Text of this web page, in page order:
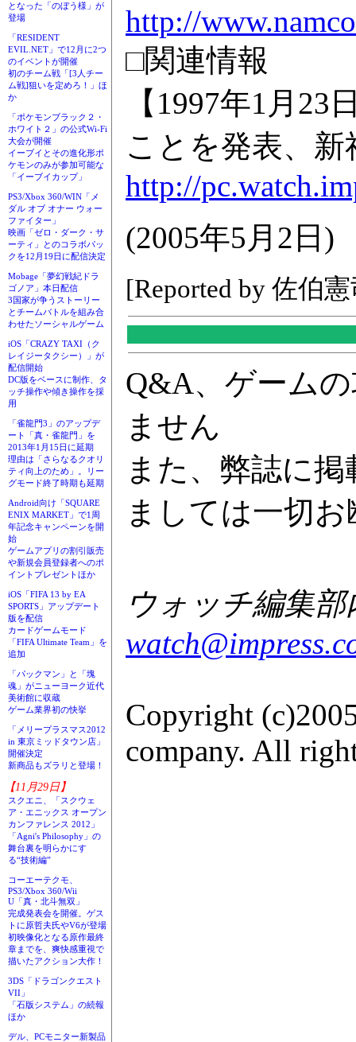
となった「のぼう様」が
登場
「RESIDENT
EVIL.NET」で12月に2つ
のイベントが開催
初のチーム戦「[3人チー
ム戦]狙いを定めろ！」ほ
か
「ポケモンブラック２・
ホワイト２」の公式Wi-Fi
大会が開催
イーブイとその進化形ポ
ケモンのみが参加可能な
「イーブイカップ」
PS3/Xbox 360/WIN「メ
ダル オブ オナー ウォー
ファイター」
映画「ゼロ・ダーク・サ
ーティ」とのコラボパッ
クを12月19日に配信決定
Mobage「夢幻戦紀ドラ
ゴノア」本日配信
3国家が争うストーリー
とチームバトルを組み合
わせたソーシャルゲーム
iOS「CRAZY TAXI（ク
レイジータクシー）」が
配信開始
DC版をベースに制作、タ
ッチ操作や傾き操作を採
用
「雀龍門3」のアップデ
ート「真・雀龍門」を
2013年1月15日に延期
理由は「さらなるクオリ
ティ向上のため」。リー
グモード終了時期も延期
Android向け「SQUARE
ENIX MARKET」で1周
年記念キャンペーンを開
始
ゲームアプリの割引販売
や新規会員登録者へのポ
イントプレゼントほか
iOS「FIFA 13 by EA
SPORTS」アップデート
版を配信
カードゲームモード
「FIFA Ultimate Team」を
追加
「パックマン」と「塊
魂」がニューヨーク近代
美術館に収蔵
ゲーム業界初の快挙
「メリープラスマス2012
in 東京ミッドタウン店」
開催決定
新商品もズラリと登場！
【11月29日】
スクエニ、「スクウェ
ア・エニックス オープン
カンファレンス 2012」
「Agni's Philosophy」の
舞台裏を明らかにす
る“技術編”
コーエーテクモ、
PS3/Xbox 360/Wii
U「真・北斗無双」
完成発表会を開催。ゲス
トに原哲夫氏やV6が登場
初映像化となる原作最終
章までを、爽快感重視で
描いたアクション大作！
3DS「ドラゴンクエスト
VII」
「石版システム」の続報
ほか
デル、PCモニター新製品
http://
□関連情報
【1997年1月
ことを発表、
http://
(2005年5月2日)
[Reported by 佐伯
Q&A、ゲーム
ません
また、弊誌に
ましては一切
ウォッチ編集部
Copyright
company. All